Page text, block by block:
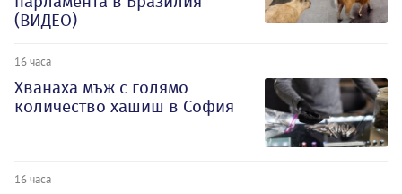
(ВИДЕО)
16 часа
Хванаха мъж с голямо
количество хашиш в София
16 часа